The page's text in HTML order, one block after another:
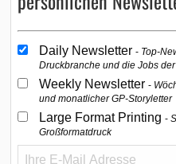
Daily Newsletter Top-
Druckbranche und die Jobs
Weekly Newsletter
und monatlicher GP-Storyletter
Large Format Printing
Großformatdruck